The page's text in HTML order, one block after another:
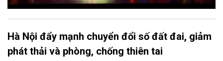
Hà Nội đẩy mạnh chuyển đổi số đất đai, giảm
phát thải và phòng, chống thiên tai